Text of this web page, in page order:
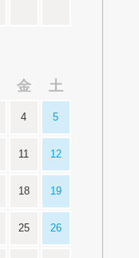
金 土
4 5
11 12
18 19
25 26